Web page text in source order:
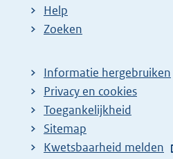
Help
Zoeken
Informatie hergebruiken
Privacy en cookies
Toegankelijkheid
Sitemap
E
Kwetsbaarheid melden